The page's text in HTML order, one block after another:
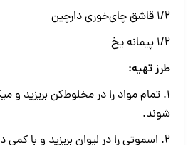
۱/۲ قاشق چای‌خوری دارچین
۱/۲ پیمانه یخ
طرز تهیه:
1. تمام مواد را در مخلوط‌کن بریزید
شوند.
2. اسموتی را در لیوان بریزید و با کمی دارچین و موز تزئین کنید.